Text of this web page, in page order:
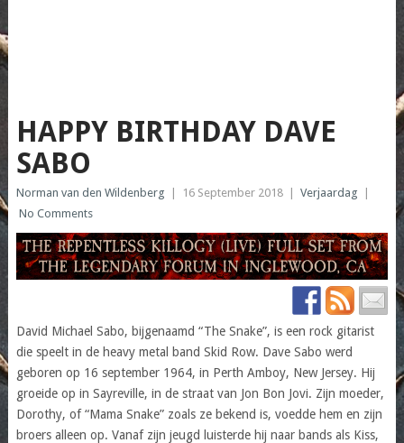
HAPPY BIRTHDAY DAVE
SABO
Norman van den Wildenberg 16 September 2018 Verjaardag
No Comments
David Michael Sabo, bijgenaamd “The Snake”, is een rock gitarist
die speelt in de heavy metal band Skid Row. Dave Sabo werd
geboren op 16 september 1964, in Perth Amboy, New Jersey. Hij
groeide op in Sayreville, in de straat van Jon Bon Jovi. Zijn moeder,
Dorothy, of “Mama Snake” zoals ze bekend is, voedde hem en zijn
broers alleen op. Vanaf zijn jeugd luisterde hij naar bands als Kiss,